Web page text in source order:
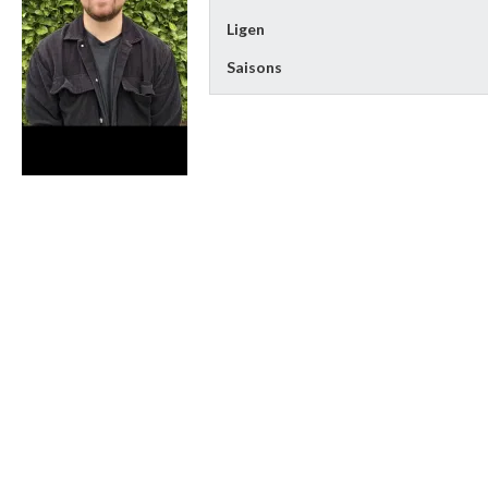
Ligen
Saisons